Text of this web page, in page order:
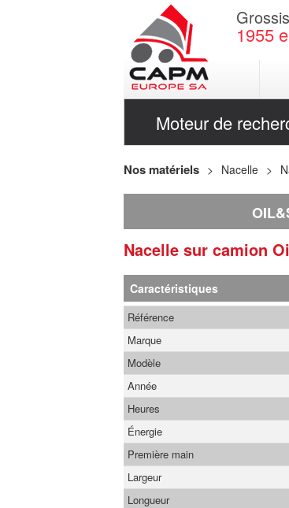
1955
Moteur de
Nos matériels Nacelle
Nacelle sur camion
Caractéristiques
Référence
Marque
Modèle
Année
Heures
Énergie
Première main
Largeur
Longueur